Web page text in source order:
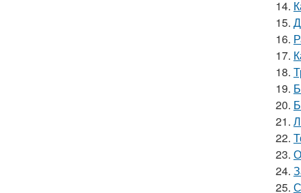
14.
15.
16.
17.
18.
19.
20.
21.
22.
23.
24.
25.